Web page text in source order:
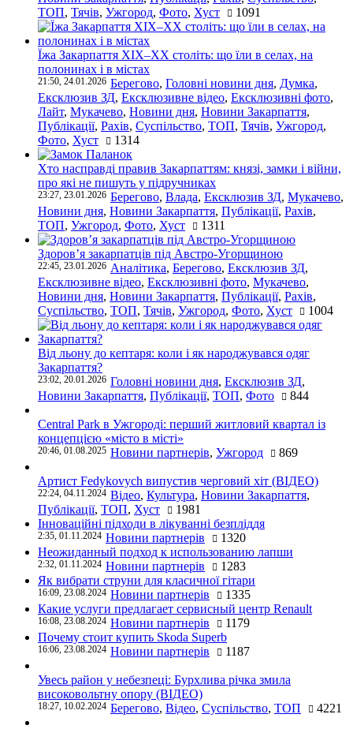
ТОП, Тячів, Ужгород, Фото, Хуст 1091
Їжа Закарпаття ХІХ–ХХ століть: що їли в селах, на
полонинах і в містах
21:50, 24.01.2026 Берегово, Головні новини дня, Думка,
Ексклюзив ЗД, Ексклюзивне відео, Ексклюзивні фото,
Лайт, Мукачево, Новини дня, Новини Закарпаття,
Публікації, Рахів, Суспільство, ТОП, Тячів, Ужгород,
Фото, Хуст 1314
Хто насправді правив Закарпаттям: князі, замки і війни,
про які не пишуть у підручниках
23:27, 23.01.2026 Берегово, Влада, Ексклюзив ЗД, Мукачево,
Новини дня, Новини Закарпаття, Публікації, Рахів,
ТОП, Ужгород, Фото, Хуст 1311
Здоров’я закарпатців під Австро-Угорщиною
22:45, 23.01.2026 Аналітика, Берегово, Ексклюзив ЗД,
Ексклюзивне відео, Ексклюзивні фото, Мукачево,
Новини дня, Новини Закарпаття, Публікації, Рахів,
Суспільство, ТОП, Тячів, Ужгород, Фото, Хуст 1004
Від льону до кептаря: коли і як народжувався одяг
Закарпаття?
23:02, 20.01.2026 Головні новини дня, Ексклюзив ЗД,
Новини Закарпаття, Публікації, ТОП, Фото 844
Central Park в Ужгороді: перший житловий квартал із
концепцією «місто в місті»
20:46, 01.08.2025 Новини партнерів, Ужгород 869
Артист Fedykovych випустив черговий хіт (ВІДЕО)
22:24, 04.11.2024 Відео, Культура, Новини Закарпаття,
Публікації, ТОП, Хуст
1981
Інноваційні підходи в лікуванні безпліддя
2:35, 01.11.2024 Новини партнерів
1320
Неожиданный подход к использованию лапши
2:32, 01.11.2024 Новини партнерів
1283
Як вибрати струни для класичної гітари
16:09, 23.08.2024 Новини партнерів
1335
Какие услуги предлагает сервисный центр Renault
16:08, 23.08.2024 Новини партнерів
1179
Почему стоит купить Skoda Superb
16:06, 23.08.2024 Новини партнерів 1187
Увесь район у небезпеці: Бурхлива річка змила
високовольтну опору (ВІДЕО)
18:27, 10.02.2024 Берегово, Відео, Суспільство, ТОП 4221